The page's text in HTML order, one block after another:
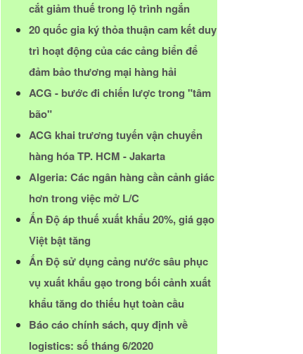
cắt giảm thuế trong lộ trình ngắn
20 quốc gia ký thỏa thuận cam kết duy
trì hoạt động của các cảng biển để
đảm bảo thương mại hàng hải
ACG - bước đi chiến lược trong "tâm
bão"
ACG khai trương tuyến vận chuyển
hàng hóa TP. HCM - Jakarta
Algeria: Các ngân hàng cần cảnh giác
hơn trong việc mở L/C
Ấn Độ áp thuế xuất khẩu 20%, giá gạo
Việt bật tăng
Ấn Độ sử dụng cảng nước sâu phục
vụ xuất khẩu gạo trong bối cảnh xuất
khẩu tăng do thiếu hụt toàn cầu
Báo cáo chính sách, quy định về
logistics: số tháng 6/2020